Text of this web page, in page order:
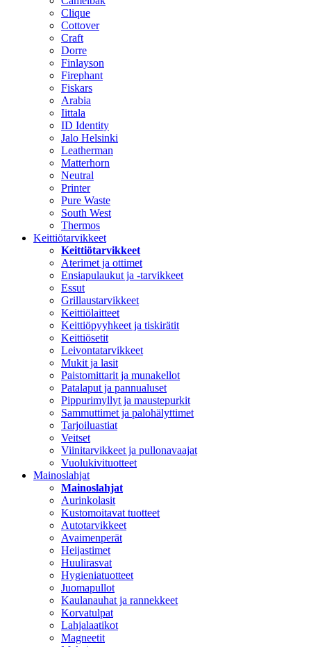
Clique
Cottover
Craft
Dorre
Finlayson
Firephant
Fiskars
Arabia
Iittala
ID Identity
Jalo Helsinki
Leatherman
Matterhorn
Neutral
Printer
Pure Waste
South West
Thermos
Keittiötarvikkeet
Keittiötarvikkeet
Aterimet ja ottimet
Ensiapulaukut ja -tarvikkeet
Essut
Grillaustarvikkeet
Keittiölaitteet
Keittiöpyyhkeet ja tiskirätit
Keittiösetit
Leivontatarvikkeet
Mukit ja lasit
Paistomittarit ja munakellot
Patalaput ja pannualuset
Pippurimyllyt ja maustepurkit
Sammuttimet ja palohälyttimet
Tarjoiluastiat
Veitset
Viinitarvikkeet ja pullonavaajat
Vuolukivituotteet
Mainoslahjat
Mainoslahjat
Aurinkolasit
Kustomoitavat tuotteet
Autotarvikkeet
Avaimenperät
Heijastimet
Huulirasvat
Hygieniatuotteet
Juomapullot
Kaulanauhat ja rannekkeet
Korvatulpat
Lahjalaatikot
Magneetit